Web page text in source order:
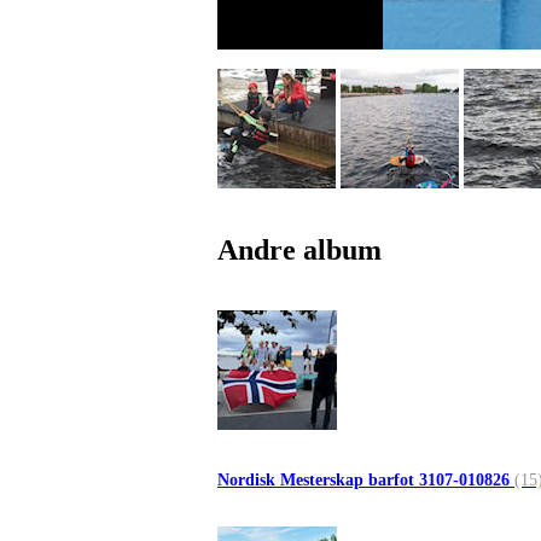
Andre album
Nordisk Mesterskap barfot 3107-010826